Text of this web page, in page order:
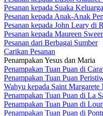
Pesanan kepada Suaka
Pesanan kepada Anak-Anak
Pesanan kepada John Leary di
Pesanan kepada Maureen
Pesanan dari Berbagai Sumber
Carikan Pesanan
Penampakan Yesus dan Maria
Penampakan Tuan Puan di
Penampakan Tuan Puan
Wahyu kepada Saint
Penampakan Tuan Puan di La
Penampakan Tuan Puan di
Penampakan Tuan Puan di